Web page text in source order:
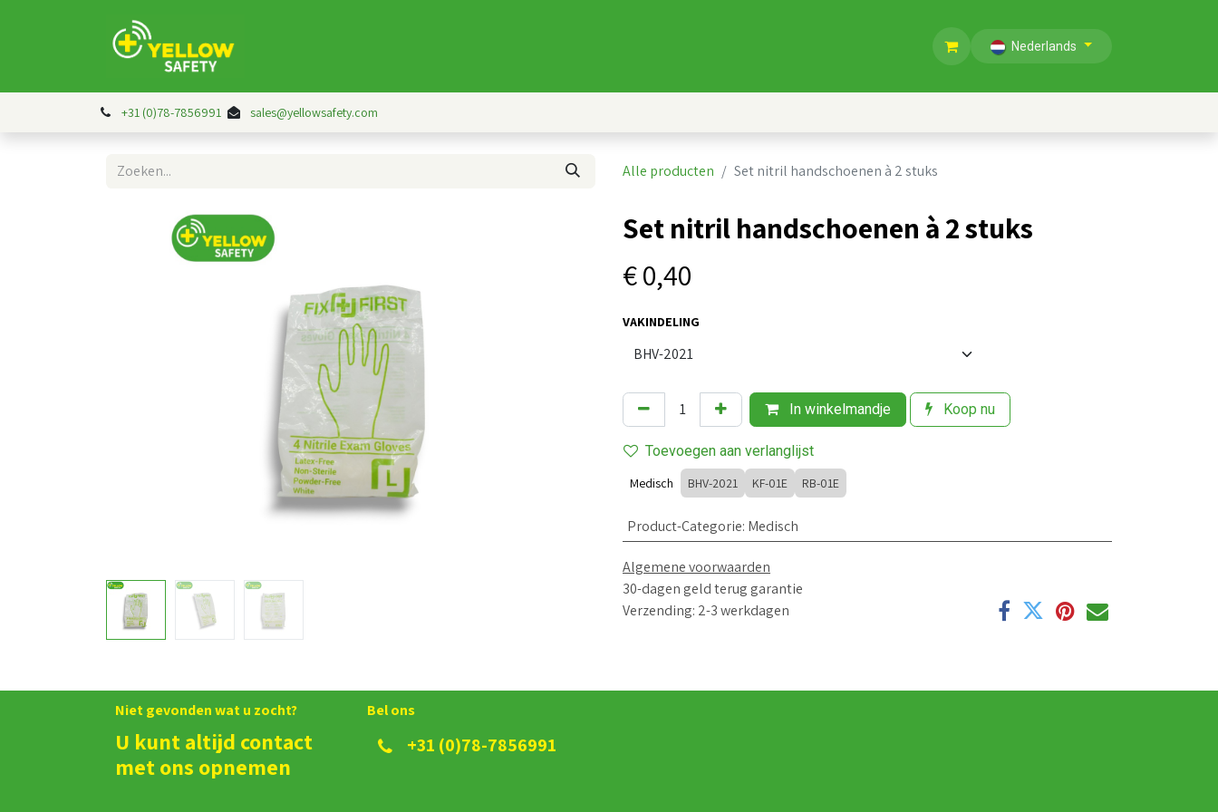
Nederlands
+31 (0)78-7856991 sales@yellowsafety.com
Alle producten Set nitril handschoenen à 2 stuks
Set nitril handschoenen à 2 stuks
€0,40
VAKINDELING
In winkelmandje Koop nu
Toevoegen aan verlanglijst
Medisch BHV-2021 KF-01E RB-01E
Product-Categorie: Medisch
Algemene voorwaarden
30-dagen geld terug garantie
Verzending: 2-3 werkdagen
Niet gevonden wat u zocht?
U kunt altijd contact
met ons opnemen
Bel ons
+31 (0)78-7856991